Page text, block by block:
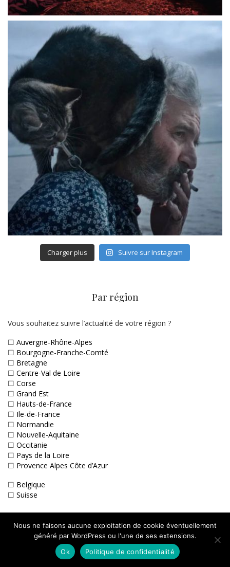
Charger plus Suivre sur Instagram
Par région
Vous souhaitez suivre l’actualité de votre région ?
☐ Auvergne-Rhône-Alpes
☐ Bourgogne-Franche-Comté
☐ Bretagne
☐ Centre-Val de Loire
☐ Corse
☐ Grand Est
☐ Hauts-de-France
☐ Ile-de-France
☐ Normandie
☐ Nouvelle-Aquitaine
☐ Occitanie
☐ Pays de la Loire
☐ Provence Alpes Côte d’Azur
☐ Belgique
☐ Suisse
Adhérez à 9 Lives !
Nous ne faisons aucune exploitation de cookie éventuellement
généré par WordPress ou l'une de ses extensions.
Ok
Politique de confidentialité